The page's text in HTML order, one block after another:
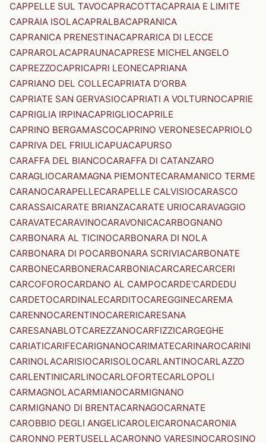
CAPPELLE SUL TAVOCAPRACOTTACAPRAIA E LIMITE
CAPRAIA ISOLACAPRALBACAPRANICA
CAPRANICA PRENESTINACAPRARICA DI LECCE
CAPRAROLACAPRAUNACAPRESE MICHELANGELO
CAPREZZOCAPRICAPRI LEONECAPRIANA
CAPRIANO DEL COLLECAPRIATA D'ORBA
CAPRIATE SAN GERVASIOCAPRIATI A VOLTURNOCAPRIE
CAPRIGLIA IRPINACAPRIGLIOCAPRILE
CAPRINO BERGAMASCOCAPRINO VERONESECAPRIOLO
CAPRIVA DEL FRIULICAPUACAPURSO
CARAFFA DEL BIANCOCARAFFA DI CATANZARO
CARAGLIOCARAMAGNA PIEMONTECARAMANICO TERME
CARANOCARAPELLECARAPELLE CALVISIOCARASCO
CARASSAICARATE BRIANZACARATE URIOCARAVAGGIO
CARAVATECARAVINOCARAVONICACARBOGNANO
CARBONARA AL TICINOCARBONARA DI NOLA
CARBONARA DI POCARBONARA SCRIVIACARBONATE
CARBONECARBONERACARBONIACARCARECARCERI
CARCOFOROCARDANO AL CAMPOCARDE'CARDEDU
CARDETOCARDINALECARDITOCAREGGINECAREMA
CARENNOCARENTINOCARERICARESANA
CARESANABLOTCAREZZANOCARFIZZICARGEGHE
CARIATICARIFECARIGNANOCARIMATECARINAROCARINI
CARINOLACARISIOCARISOLOCARLANTINOCARLAZZO
CARLENTINICARLINOCARLOFORTECARLOPOLI
CARMAGNOLACARMIANOCARMIGNANO
CARMIGNANO DI BRENTACARNAGOCARNATE
CAROBBIO DEGLI ANGELICAROLEICARONACARONIA
CARONNO PERTUSELLACARONNO VARESINOCAROSINO